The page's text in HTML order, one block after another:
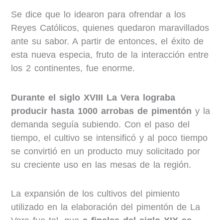
Se dice que lo idearon para ofrendar a los
Reyes Católicos, quienes quedaron maravillados
ante su sabor. A partir de entonces, el éxito de
esta nueva especia, fruto de la interacción entre
los 2 continentes, fue enorme.
Durante el siglo XVIII La Vera lograba
producir hasta 1000 arrobas de pimentón y la
demanda seguía subiendo. Con el paso del
tiempo, el cultivo se intensificó y al poco tiempo
se convirtió en un producto muy solicitado por
su creciente uso en las mesas de la región.
La expansión de los cultivos del pimiento
utilizado en la elaboración del pimentón de La